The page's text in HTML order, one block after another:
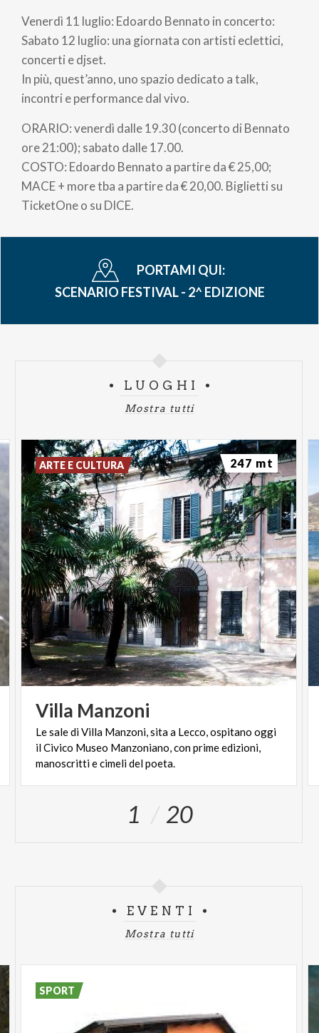
di
pane
Venerdì 11 luglio: Edoardo Bennato in concerto:
Sabato 12 luglio: una giornata con artisti eclettici,
concerti e djset.
In più, quest’anno, uno spazio dedicato a talk,
incontri e performance dal vivo.
ORARIO: venerdì dalle 19.30 (concerto di Bennato
ore 21:00); sabato dalle 17.00.
COSTO: Edoardo Bennato a partire da € 25,00;
MACE + more tba a partire da € 20,00. Biglietti su
TicketOne o su DICE.
PORTAMI QUI:
SCENARIO FESTIVAL - 2^ EDIZIONE
LUOGHI
Mostra tutti
Villa Manzoni
Le sale di Villa Manzoni, sita a Lecco, ospitano oggi
il Civico Museo Manzoniano, con prime edizioni,
manoscritti e cimeli del poeta.
ARTE E CULTURA 247 mt
1 20
EVENTI
Mostra tutti
SPORT